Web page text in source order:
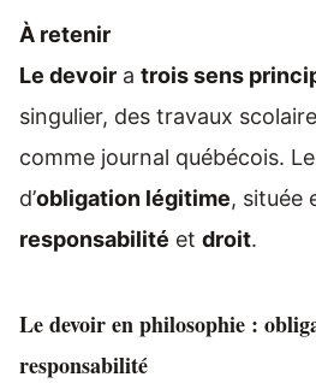
À retenir
Le devoir a trois sens
singulier, des travaux
comme journal québécois.
d’obligation légitime, située
responsabilité et droit.
Le devoir en philosophie :
responsabilité